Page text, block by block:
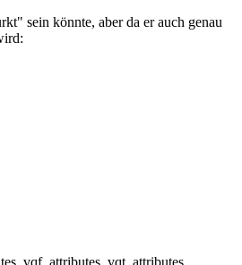
sein könnte, aber da er auch genau
vqf_attributes, vqt_attributes,